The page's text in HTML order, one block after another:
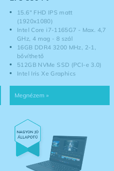
15.6" FHD IPS matt
(1920x1080)
Intel Core i7-1165G7 - Max. 4,7
GHz, 4 mag - 8 szál
16GB DDR4 3200 MHz, 2-1,
bővíthető
512GB NVMe SSD (PCI-e 3.0)
Intel Iris Xe Graphics